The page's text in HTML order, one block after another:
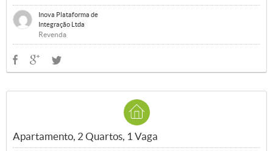
Inova Plataforma de
Integração Ltda
Revenda
Apartamento, 2 Quartos, 1 Vaga